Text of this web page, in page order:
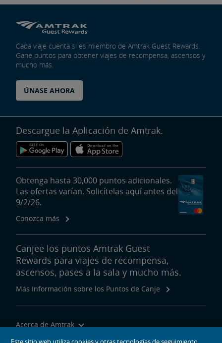
Cada viaje cuenta si es miembro de Amtrak Guest Rewards.
Gane puntos para obtener viajes de recompensa, ascensos y
mucho más.
ÚNASE AHORA
Descargue la Aplicación de Amtrak.
Obtenga hasta 30,000 puntos adicionales.
Las ofertas varían. Solicítelas aquí antes del
9/2/26.
Conozca más
Canjee los puntos Amtrak Guest
Rewards para viajes de recompensa,
ascensos, pases a la sala y mucho más.
Más Información sobre los Puntos de Canje
Acerca de Amtrak
Viajar con Nosotros